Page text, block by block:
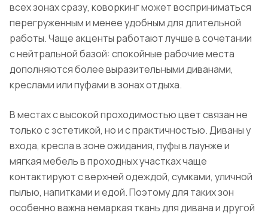
всех зонах сразу, коворкинг может восприниматься
перегруженным и менее удобным для длительной
работы. Чаще акценты работают лучше в сочетании
с нейтральной базой: спокойные рабочие места
дополняются более выразительными диванами,
креслами или пуфами в зонах отдыха.
В местах с высокой проходимостью цвет связан не
только с эстетикой, но и с практичностью. Диваны у
входа, кресла в зоне ожидания, пуфы в лаунже и
мягкая мебель в проходных участках чаще
контактируют с верхней одеждой, сумками, уличной
пылью, напитками и едой. Поэтому для таких зон
особенно важна немаркая ткань для дивана и другой